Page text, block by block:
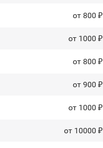
от 800 ₽
от 1000 ₽
от 800 ₽
от 900 ₽
от 1000 ₽
от 10000 ₽